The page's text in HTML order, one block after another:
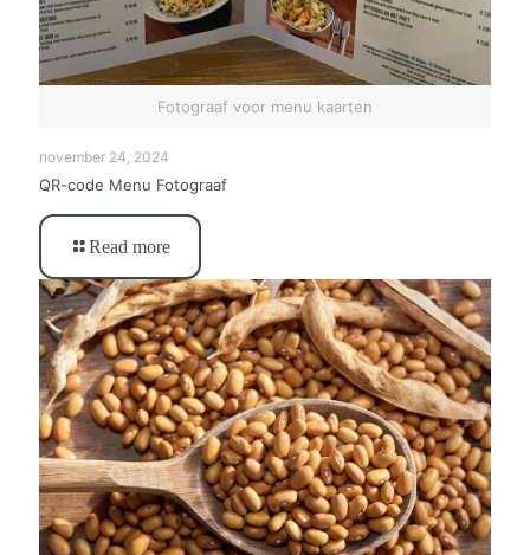
Fotograaf voor menu kaarten
november 24, 2024
QR-code Menu Fotograaf
Read more